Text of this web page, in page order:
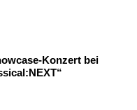
Konzert bei